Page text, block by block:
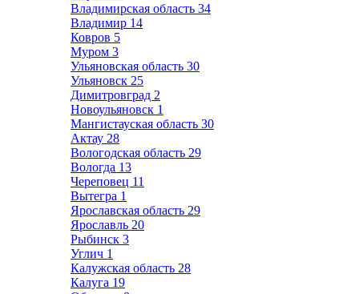
Владимирская область 34
Владимир 14
Ковров 5
Муром 3
Ульяновская область 30
Ульяновск 25
Димитровград 2
Новоульяновск 1
Мангистауская область 30
Актау 28
Вологодская область 29
Вологда 13
Череповец 11
Вытегра 1
Ярославская область 29
Ярославль 20
Рыбинск 3
Углич 1
Калужская область 28
Калуга 19